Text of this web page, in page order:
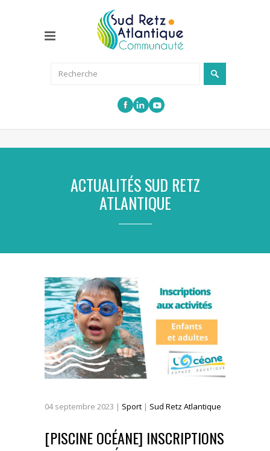
ACTUALITÉS SUD RETZ
ATLANTIQUE
04 septembre 2023 | Sport | Sud Retz Atlantique
[PISCINE OCÉANE] INSCRIPTIONS